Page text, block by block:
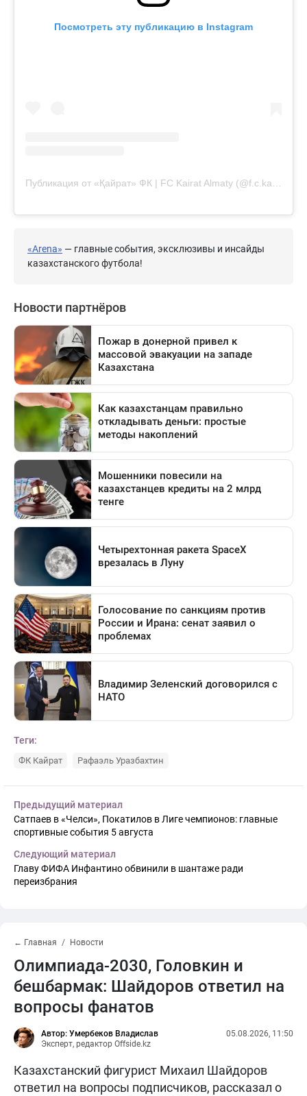
Посмотреть эту публикацию в Instagram
«Arena» — главные события, эксклюзивы и инсайды
казахстанского футбола!
Теги:
ФК Кайрат Рафаэль Уразбахтин
Предыдущий материал
Сатпаев в «Челси», Покатилов в Лиге чемпионов: главные
спортивные события 5 августа
Следующий материал
Главу ФИФА Инфантино обвинили в шантаже ради
переизбрания
← Главная Новости
Олимпиада-2030, Головкин и
бешбармак: Шайдоров ответил на
вопросы фанатов
Автор: Умербеков Владислав
Эксперт, редактор Offside.kz
05.08.2026, 11:50
Казахстанский фигурист Михаил Шайдоров
ответил на вопросы подписчиков, рассказал о